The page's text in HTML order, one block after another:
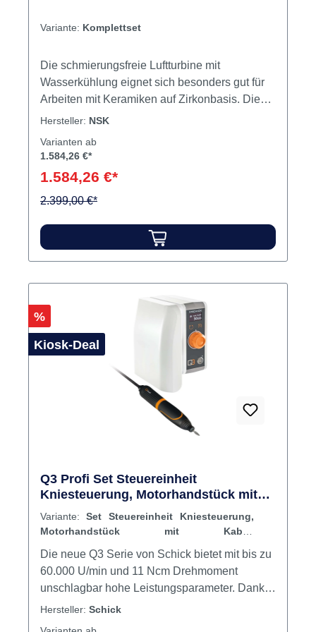
Variante: Komplettset
Die schmierungsfreie Luftturbine mit
Wasserkühlung eignet sich besonders gut für
Arbeiten mit Keramiken auf Zirkonbasis. Die
LED-Lichtquelle der PRESTO AQUA LUX
kein Detail im Verborgenen. 320.000 U/min.
Lichtintensität individuell regelbar
Kühlmittelbehälter und Festwasseranschluss
zu befüllen Handstück um 360° frei drehbar
Geräusch- und vibrationsarm Einzigartiger
(32.000 LUX) und Lichtintensität frei regelbar
Inhalt SteuergerätHandstückPRL-CLLED-
KupplungTurbinenschlauchFußschalterLuftans
chlussschlauchWechselstromadapterHandstüc
kablage
Hersteller: NSK
Varianten ab
1.584,26 €*
1.584,26 €*
2.399,00 €*
Rabatt
%
Kiosk-Deal
Q3 Profi Set Steuereinheit
Kniesteuerung, Motorhandstück mit
Kabel, Handstückablage, Netzkabel
Variante: Set Steuereinheit Kniesteuerung,
Motorhandstück mit Kabel,
Die neue Q3 Serie von Schick bietet mit bis zu
60.000 U/min und 11 Ncm Drehmoment
unschlagbar hohe Leistungsparameter. Dank
neuer Technologie lässt sich die Drehzahl
Hersteller: Schick